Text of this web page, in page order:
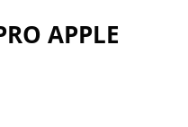
APPLE